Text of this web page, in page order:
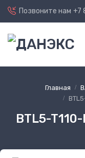
Позвоните нам +7
Главная
BTL5-T110-